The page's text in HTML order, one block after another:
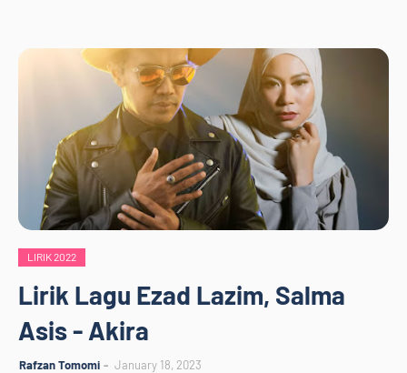
LIRIK 2022
Lirik Lagu Ezad Lazim, Salma
Asis - Akira
Rafzan Tomomi
January 18, 2023